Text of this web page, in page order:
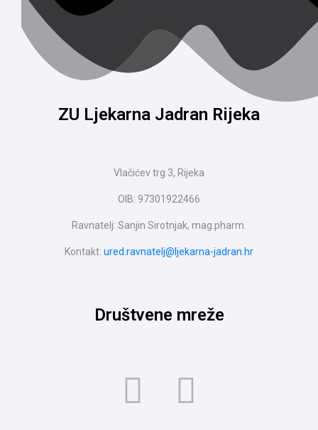
ZU Ljekarna Jadran Rijeka
Vlačićev trg 3, Rijeka
OIB: 97301922466
Ravnatelj: Sanjin Sirotnjak, mag.pharm.
Kontakt: ured.ravnatelj@ljekarna-jadran.hr
Društvene mreže